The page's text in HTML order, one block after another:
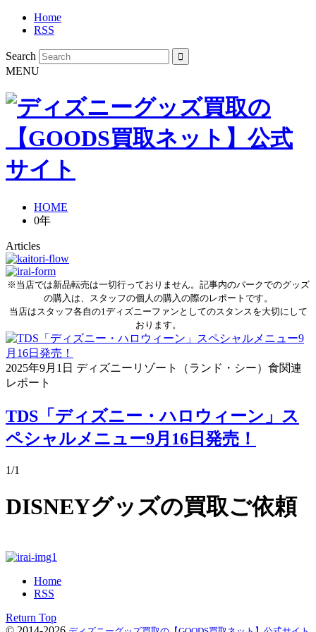
Home
RSS
Search
MENU
HOME
0年
Articles
※当店では新品転売は一切行っておりません。記事内のパークでのグッズ
の購入は、スタッフの個人の購入の際のレポートです。
当店はスタッフ各自の1ディズニーファンとしてのスタンスを大切にして
おります。
2025年9月1日 ディズニーリゾート（ランド・シー）食関連
レポート
TDS「ディズニー・ハロウィーン」ス
ペシャルメニュー9月16日発売！
1/1
DISNEYグッズの買取ご依頼
Home
RSS
Return Top